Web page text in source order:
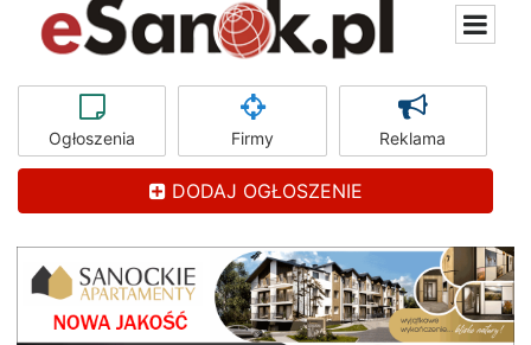
Ogłoszenia Firmy Reklama
DODAJ OGŁOSZENIE